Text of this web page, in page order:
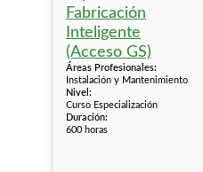
Áreas Profesionales:
Instalación y Mantenimiento
Nivel:
Curso Especialización
Duración:
600 horas